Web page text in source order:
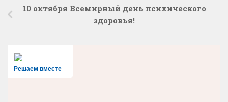
10 октября Всемирный день психического
здоровья!
Решаем вместе